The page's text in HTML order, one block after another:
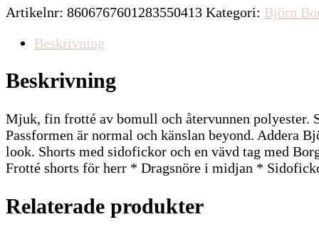
Artikelnr: 8606767601283550413 Kategori: Björn
Beskrivning
Beskrivning
Mjuk, fin frotté av bomull och återvunnen polyester.
Passformen är normal och känslan beyond. Addera
look. Shorts med sidofickor och en vävd tag med
Frotté shorts för herr * Dragsnöre i midjan *
Relaterade produkter